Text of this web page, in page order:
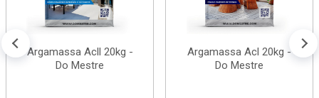
Argamassa Acll 20kg -
Do Mestre
Argamassa Acl 20kg -
Do Mestre